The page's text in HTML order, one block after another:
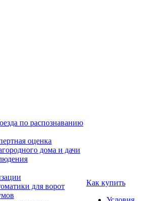
по распознаванию
оценка
дома и дачи
для ворот
Как купить